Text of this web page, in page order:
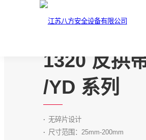
1320 反拱
/YD 系列
无碎片设计
尺寸范围：25mm-200mm